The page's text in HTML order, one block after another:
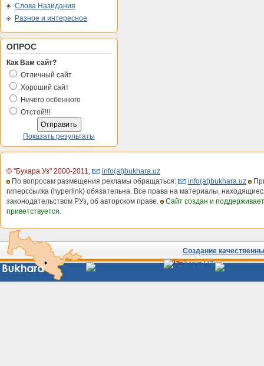
Слова Назидания
Разное и интересное
ОПРОС
Как Вам сайт?
Отличный сайт
Хороший сайт
Ничего осбенного
Отстой!!!
Показать результаты
© "Бухара.Уз" 2000-2011,
info(at)bukhara.uz
По вопросам размещения рекламы обращаться:
info(at)bukhara.uz
гиперссылка (hyperlink) обязательна. Все права на материалы,
законодательством РУз, об авторском праве.
Сайт создан и
приветствуется.
Создание
Сайты
Узбекистана